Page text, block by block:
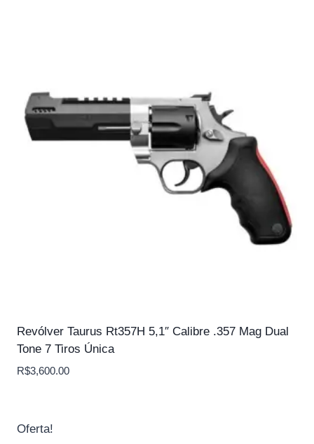
Revólver Taurus Rt357H 5,1″ Calibre .357 Mag Dual
Tone 7 Tiros Única
R$3,600.00
Oferta!